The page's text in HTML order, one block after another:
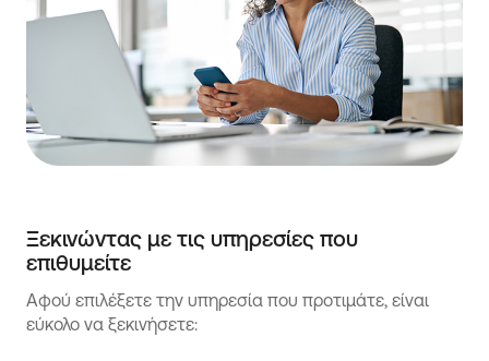
Ξεκινώντας με τις υπηρεσίες που
επιθυμείτε
Αφού επιλέξετε την υπηρεσία που προτιμάτε, είναι
εύκολο να ξεκινήσετε: